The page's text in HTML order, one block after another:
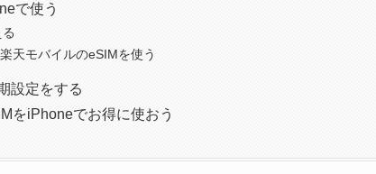
で使う
天モバイルのeSIMを使う
設定をする
をiPhoneでお得に使おう